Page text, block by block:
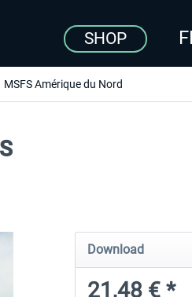
SHOP
MSFS Amérique du Nord
Download
21,48 € *